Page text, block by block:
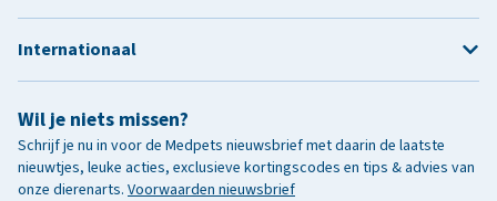
Wil je niets missen?
Schrijf je nu in voor de Medpets nieuwsbrief met daarin de laatste
nieuwtjes, leuke acties, exclusieve kortingscodes en tips & advies van
onze dierenarts. Voorwaarden nieuwsbrief
Internationaal